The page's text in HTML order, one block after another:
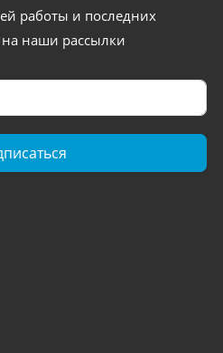
работы и последних
наши рассылки